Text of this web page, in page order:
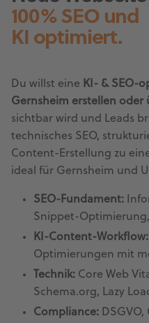
100% SEO und
KI optimiert.
Du willst eine KI- & SEO-
Gernsheim erstellen oder
sichtbar wird und Leads
technisches SEO,
Content-Erstellung zu
ideal für Gernsheim und
SEO-Fundament:
Snippet-
KI-Content-Workflow:
Optimierungen mit
Technik: Core Web
Schema.org, Lazy
Compliance: